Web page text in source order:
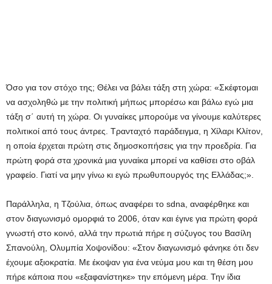
Όσο για τον στόχο της; Θέλει να βάλει τάξη στη χώρα: «Σκέφτομαι
να ασχοληθώ με την πολιτική μήπως μπορέσω και βάλω εγώ μια
τάξη σ΄ αυτή τη χώρα. Οι γυναίκες μπορούμε να γίνουμε καλύτερες
πολιτικοί από τους άντρες. Τρανταχτό παράδειγμα, η Χίλαρι Κλίτον,
η οποία έρχεται πρώτη στις δημοσκοπήσεις για την προεδρία. Για
πρώτη φορά στα χρονικά μια γυναίκα μπορεί να καθίσει στο οβάλ
γραφείο. Γιατί να μην γίνω κι εγώ πρωθυπουργός της Ελλάδας;».
Παράλληλα, η Τζούλια, όπως αναφέρει το sdna, αναφέρθηκε και
στον διαγωνισμό ομορφιά το 2006, όταν και έγινε για πρώτη φορά
γνωστή στο κοινό, αλλά την πρωτιά πήρε η σύζυγος του Βασίλη
Σπανούλη, Ολυμπία Χοψονίδου: «Στον διαγωνισμό φάνηκε ότι δεν
έχουμε αξιοκρατία. Με έκοψαν για ένα νεύμα μου και τη θέση μου
πήρε κάποια που «εξαφανίστηκε» την επόμενη μέρα. Την ίδια